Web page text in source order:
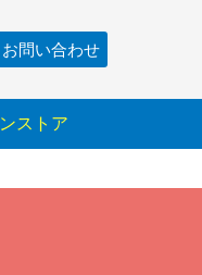
お問い合わせ
ストア